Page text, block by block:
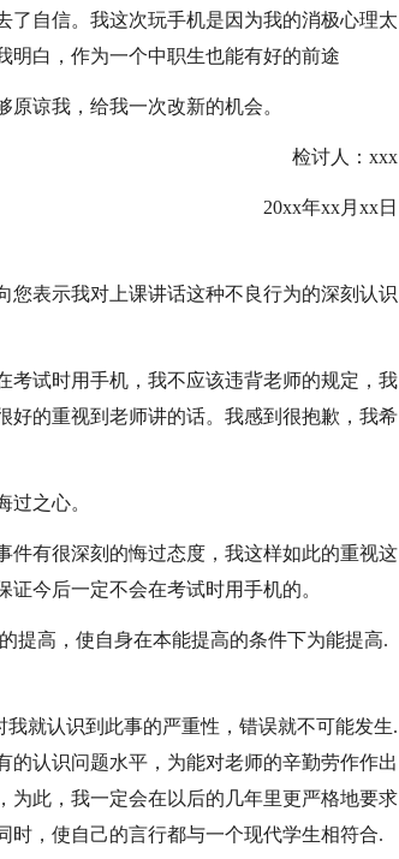
了自信。我这次玩手机是因为我的消极心理太
明白，作为一个中职生也能有好的前途
谅我，给我一次改新的机会。
检讨人：xxx
20xx年xx月xx日
您表示我对上课讲话这种不良行为的深刻认识
考试时用手机，我不应该违背老师的规定，我
好的重视到老师讲的话。我感到很抱歉，我希
之心。
件有很深刻的悔过态度，我这样如此的重视这
今后一定不会在考试时用手机的。
提高，使自身在本能提高的条件下为能提高.
就认识到此事的严重性，错误就不可能发生.
认识问题水平，为能对老师的辛勤劳作作出
为此，我一定会在以后的几年里更严格地要求
时，使自己的言行都与一个现代学生相符合.